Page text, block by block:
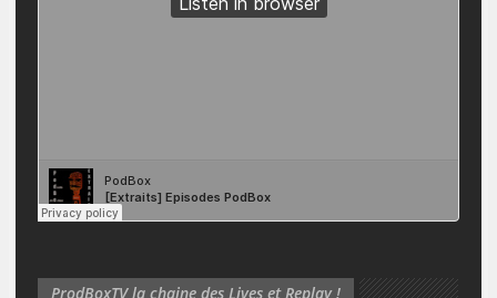
ProdBoxTV la chaine des Lives et Replay !